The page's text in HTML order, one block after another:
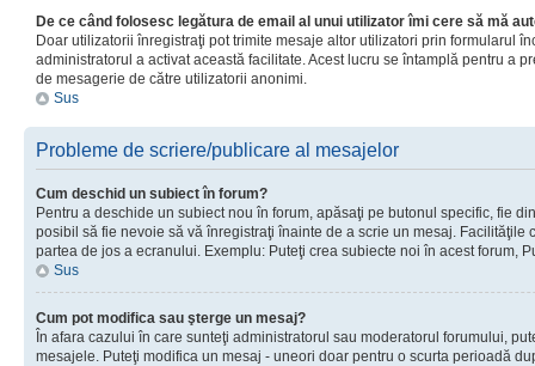
De ce când folosesc legătura de email al unui utilizator îmi cere să mă
Doar utilizatorii înregistraţi pot trimite mesaje altor utilizatori prin formularul
administratorul a activat această facilitate. Acest lucru se întamplă pentru a
de mesagerie de către utilizatorii anonimi.
Sus
Probleme de scriere/publicare al mesajelor
Cum deschid un subiect în forum?
Pentru a deschide un subiect nou în forum, apăsaţi pe butonul specific, fie
posibil să fie nevoie să vă înregistraţi înainte de a scrie un mesaj. Facilităţile
partea de jos a ecranului. Exemplu: Puteţi crea subiecte noi în acest forum,
Sus
Cum pot modifica sau şterge un mesaj?
În afara cazului în care sunteţi administratorul sau moderatorul forumului,
mesajele. Puteţi modifica un mesaj - uneori doar pentru o scurta perioadă